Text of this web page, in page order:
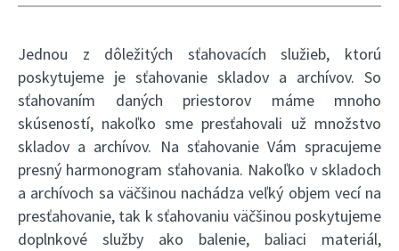
Jednou z dôležitých sťahovacích služieb, ktorú
poskytujeme je sťahovanie skladov a archívov. So
sťahovaním daných priestorov máme mnoho
skúseností, nakoľko sme presťahovali už množstvo
skladov a archívov. Na sťahovanie Vám spracujeme
presný harmonogram sťahovania. Nakoľko v skladoch
a archívoch sa väčšinou nachádza veľký objem vecí na
presťahovanie, tak k sťahovaniu väčšinou poskytujeme
doplnkové služby ako balenie, baliaci materiál,